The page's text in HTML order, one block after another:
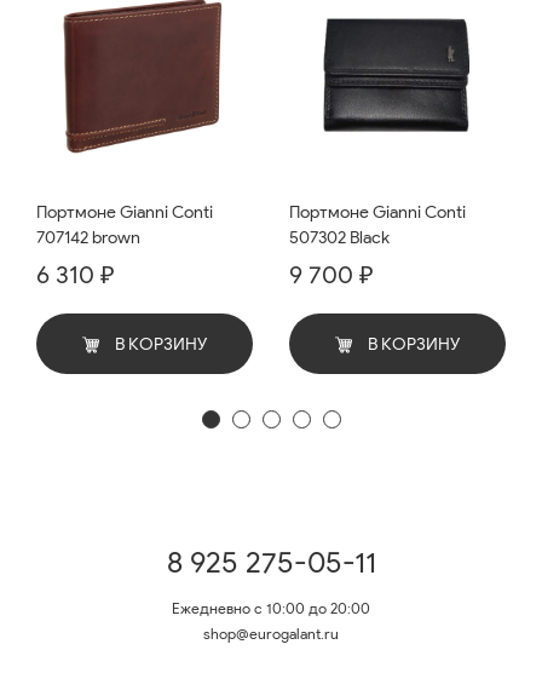
Портмоне Gianni Conti
707142 brown
6 310 ₽
В КОРЗИНУ
Портмоне Gianni Conti
507302 Black
9 700 ₽
В КОРЗИНУ
8 925 275-05-11
Ежедневно с 10:00 до 20:00
shop@eurogalant.ru